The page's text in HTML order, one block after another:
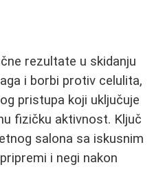
rezultate u skidanju
i borbi protiv celulita,
pristupa koji uključuje
fizičku aktivnost. Ključ
salona sa iskusnim
i negi nakon